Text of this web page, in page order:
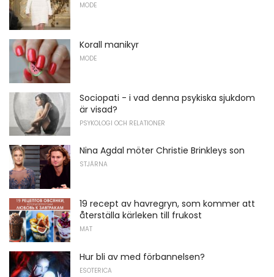
MODE
Korall manikyr
MODE
Sociopati - i vad denna psykiska sjukdom
är visad?
PSYKOLOGI OCH RELATIONER
Nina Agdal möter Christie Brinkleys son
STJÄRNA
19 recept av havregryn, som kommer att
återställa kärleken till frukost
MAT
Hur bli av med förbannelsen?
ESOTERICA